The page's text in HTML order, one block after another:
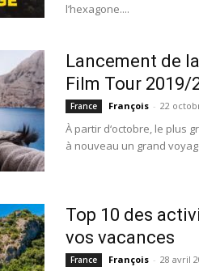
l’hexagone....
Lancement de
Film Tour 2019/
France François - 22
À partir d‘octobre, le plus
à nouveau un grand
Top 10 des
vos vacances
France François - 28 avril